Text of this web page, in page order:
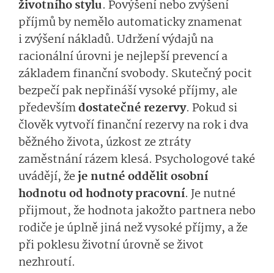
životního stylu. Povýšení nebo zvýšení
příjmů by nemělo automaticky znamenat
i zvýšení nákladů. Udržení výdajů na
racionální úrovni je nejlepší prevencí a
základem finanční svobody. Skutečný pocit
bezpečí pak nepřináší vysoké příjmy, ale
předevšímdostatečné rezervy. Pokud si
člověk vytvoří finanční rezervy na rok i dva
běžného života, úzkost ze ztráty
zaměstnání rázem klesá. Psychologové také
uvádějí, žeje nutné oddělit osobní
hodnotu od hodnoty pracovní. Je nutné
přijmout, že hodnota jakožto partnera nebo
rodiče je úplně jiná než vysoké příjmy, a že
při poklesu životní úrovně se život
nezhroutí.